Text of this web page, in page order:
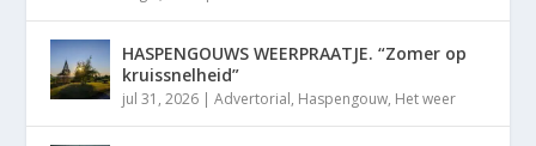
HASPENGOUWS WEERPRAATJE. “Zomer op
kruissnelheid”
jul 31, 2026 |Advertorial, Haspengouw, Het weer